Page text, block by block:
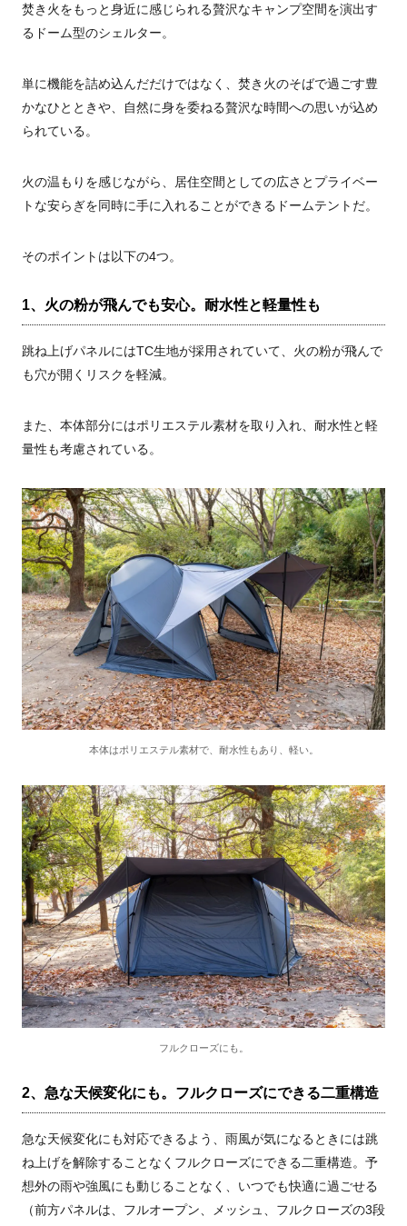
焚き火をもっと身近に感じられる贅沢なキャンプ空間を演出す
るドーム型のシェルター。
単に機能を詰め込んだだけではなく、焚き火のそばで過ごす豊
かなひとときや、自然に身を委ねる贅沢な時間への思いが込め
られている。
火の温もりを感じながら、居住空間としての広さとプライベー
トな安らぎを同時に手に入れることができるドームテントだ。
そのポイントは以下の4つ。
1、火の粉が飛んでも安心。耐水性と軽量性も
跳ね上げパネルにはTC生地が採用されていて、火の粉が飛んで
も穴が開くリスクを軽減。
また、本体部分にはポリエステル素材を取り入れ、耐水性と軽
量性も考慮されている。
本体はポリエステル素材で、耐水性もあり、軽い。
フルクローズにも。
2、急な天候変化にも。フルクローズにできる二重構造
急な天候変化にも対応できるよう、雨風が気になるときには跳
ね上げを解除することなくフルクローズにできる二重構造。予
想外の雨や強風にも動じることなく、いつでも快適に過ごせる
（前方パネルは、フルオープン、メッシュ、フルクローズの3段